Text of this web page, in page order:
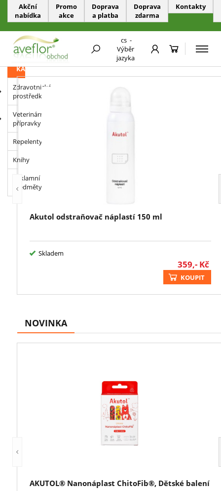
Akční
nabídka
Promo
akce
Doprava
a platba
Doprava
zdarma
Kontakty
cs -
Výběr
jazyka
KATEGORIE
Zdravotnické
prostředky
Veterinární
přípravky
Repelenty
Knihy
Reklamní
předměty
DOPORUČUJEME
Akutol odstraňovač náplastí 150 ml
Skladem
359,- Kč
KOUPIT
NOVINKA
AKUTOL® Nanonáplast ChitoFib®, Dětské balení